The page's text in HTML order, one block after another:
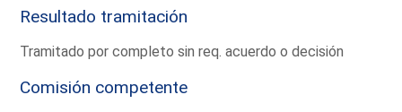
Resultado tramitación
Tramitado por completo sin req. acuerdo o decisión
Comisión competente